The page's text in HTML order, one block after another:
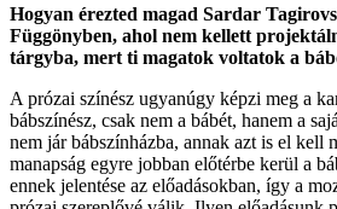
Hogyan érezted magad Sardar
Függönyben, ahol nem kellett
tárgyba, mert ti magatok voltatok a
A prózai színész ugyanúgy képzi meg a
bábszínész, csak nem a bábét, hanem a
nem jár bábszínházba, annak azt is el kell
manapság egyre jobban előtérbe kerül a
ennek jelentése az előadásokban, így a